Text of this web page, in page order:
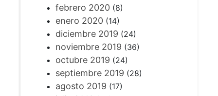
febrero 2020(8)
enero 2020(14)
diciembre 2019 (24)
noviembre 2019 (36)
octubre 2019 (24)
septiembre 2019 (28)
agosto 2019 (17)